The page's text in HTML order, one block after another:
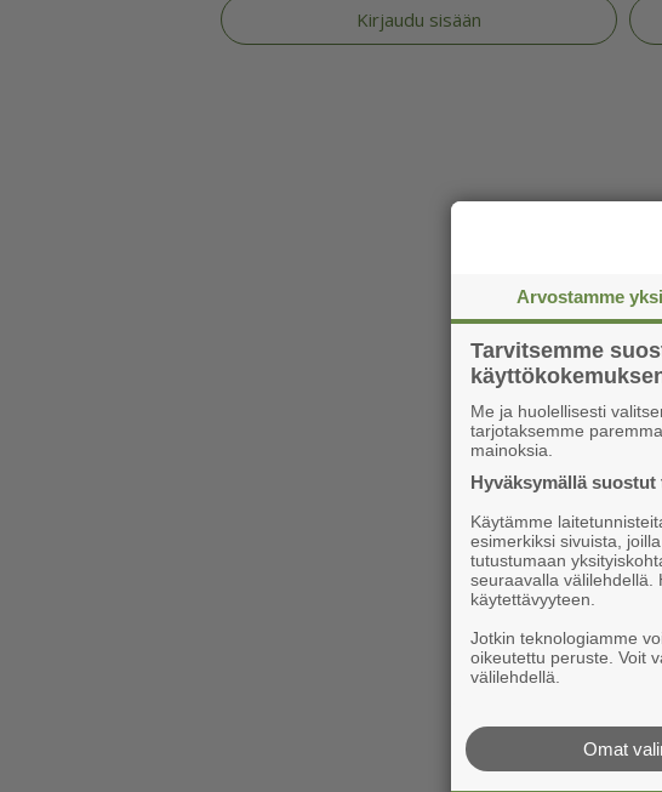
Kirjaudu sisään
Arvostamme
Tarvitsemme
Me ja huolellisesti
tarjotaksemme
mainoksia.
Hyväksymällä
Käytämme
esimerkiksi sivuista,
tutustumaan
seuraavalla välilehdellä.
käytettävyyteen.
Jotkin teknologiamme
oikeutettu peruste. Voit
välilehdellä.
Omat